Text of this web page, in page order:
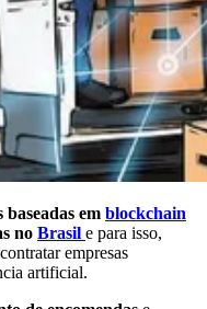
baseadas em blockchain
no Brasil e para isso,
empresas
artificial.